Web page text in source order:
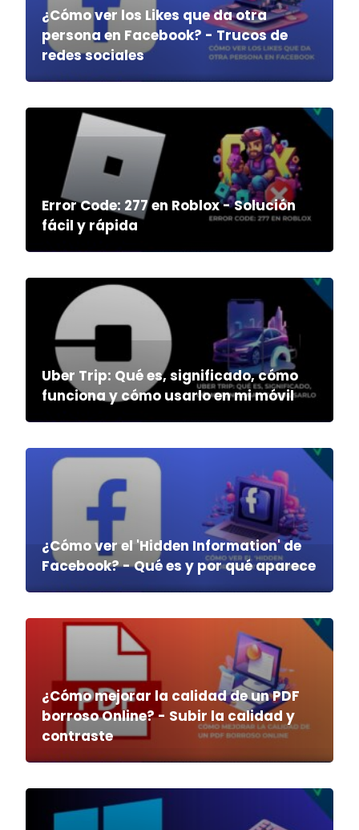
¿Cómo ver los Likes que da otra
persona en Facebook? - Trucos de
redes sociales
Error Code: 277 en Roblox - Solución
fácil y rápida
Uber Trip: Qué es, significado, cómo
funciona y cómo usarlo en mi móvil
¿Cómo ver el 'Hidden Information' de
Facebook? - Qué es y por qué aparece
¿Cómo mejorar la calidad de un PDF
borroso Online? - Subir la calidad y
contraste